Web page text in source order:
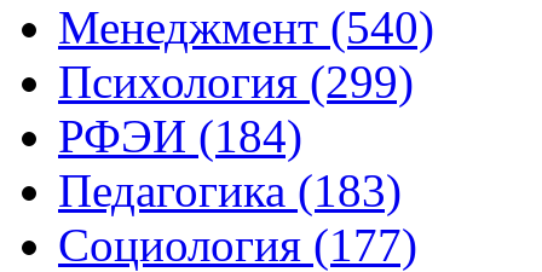
Менеджмент (540)
Психология (299)
РФЭИ (184)
Педагогика (183)
Социология (177)